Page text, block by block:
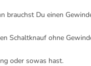
Du einen
Schaltknauf ohne
oder sowas hast.